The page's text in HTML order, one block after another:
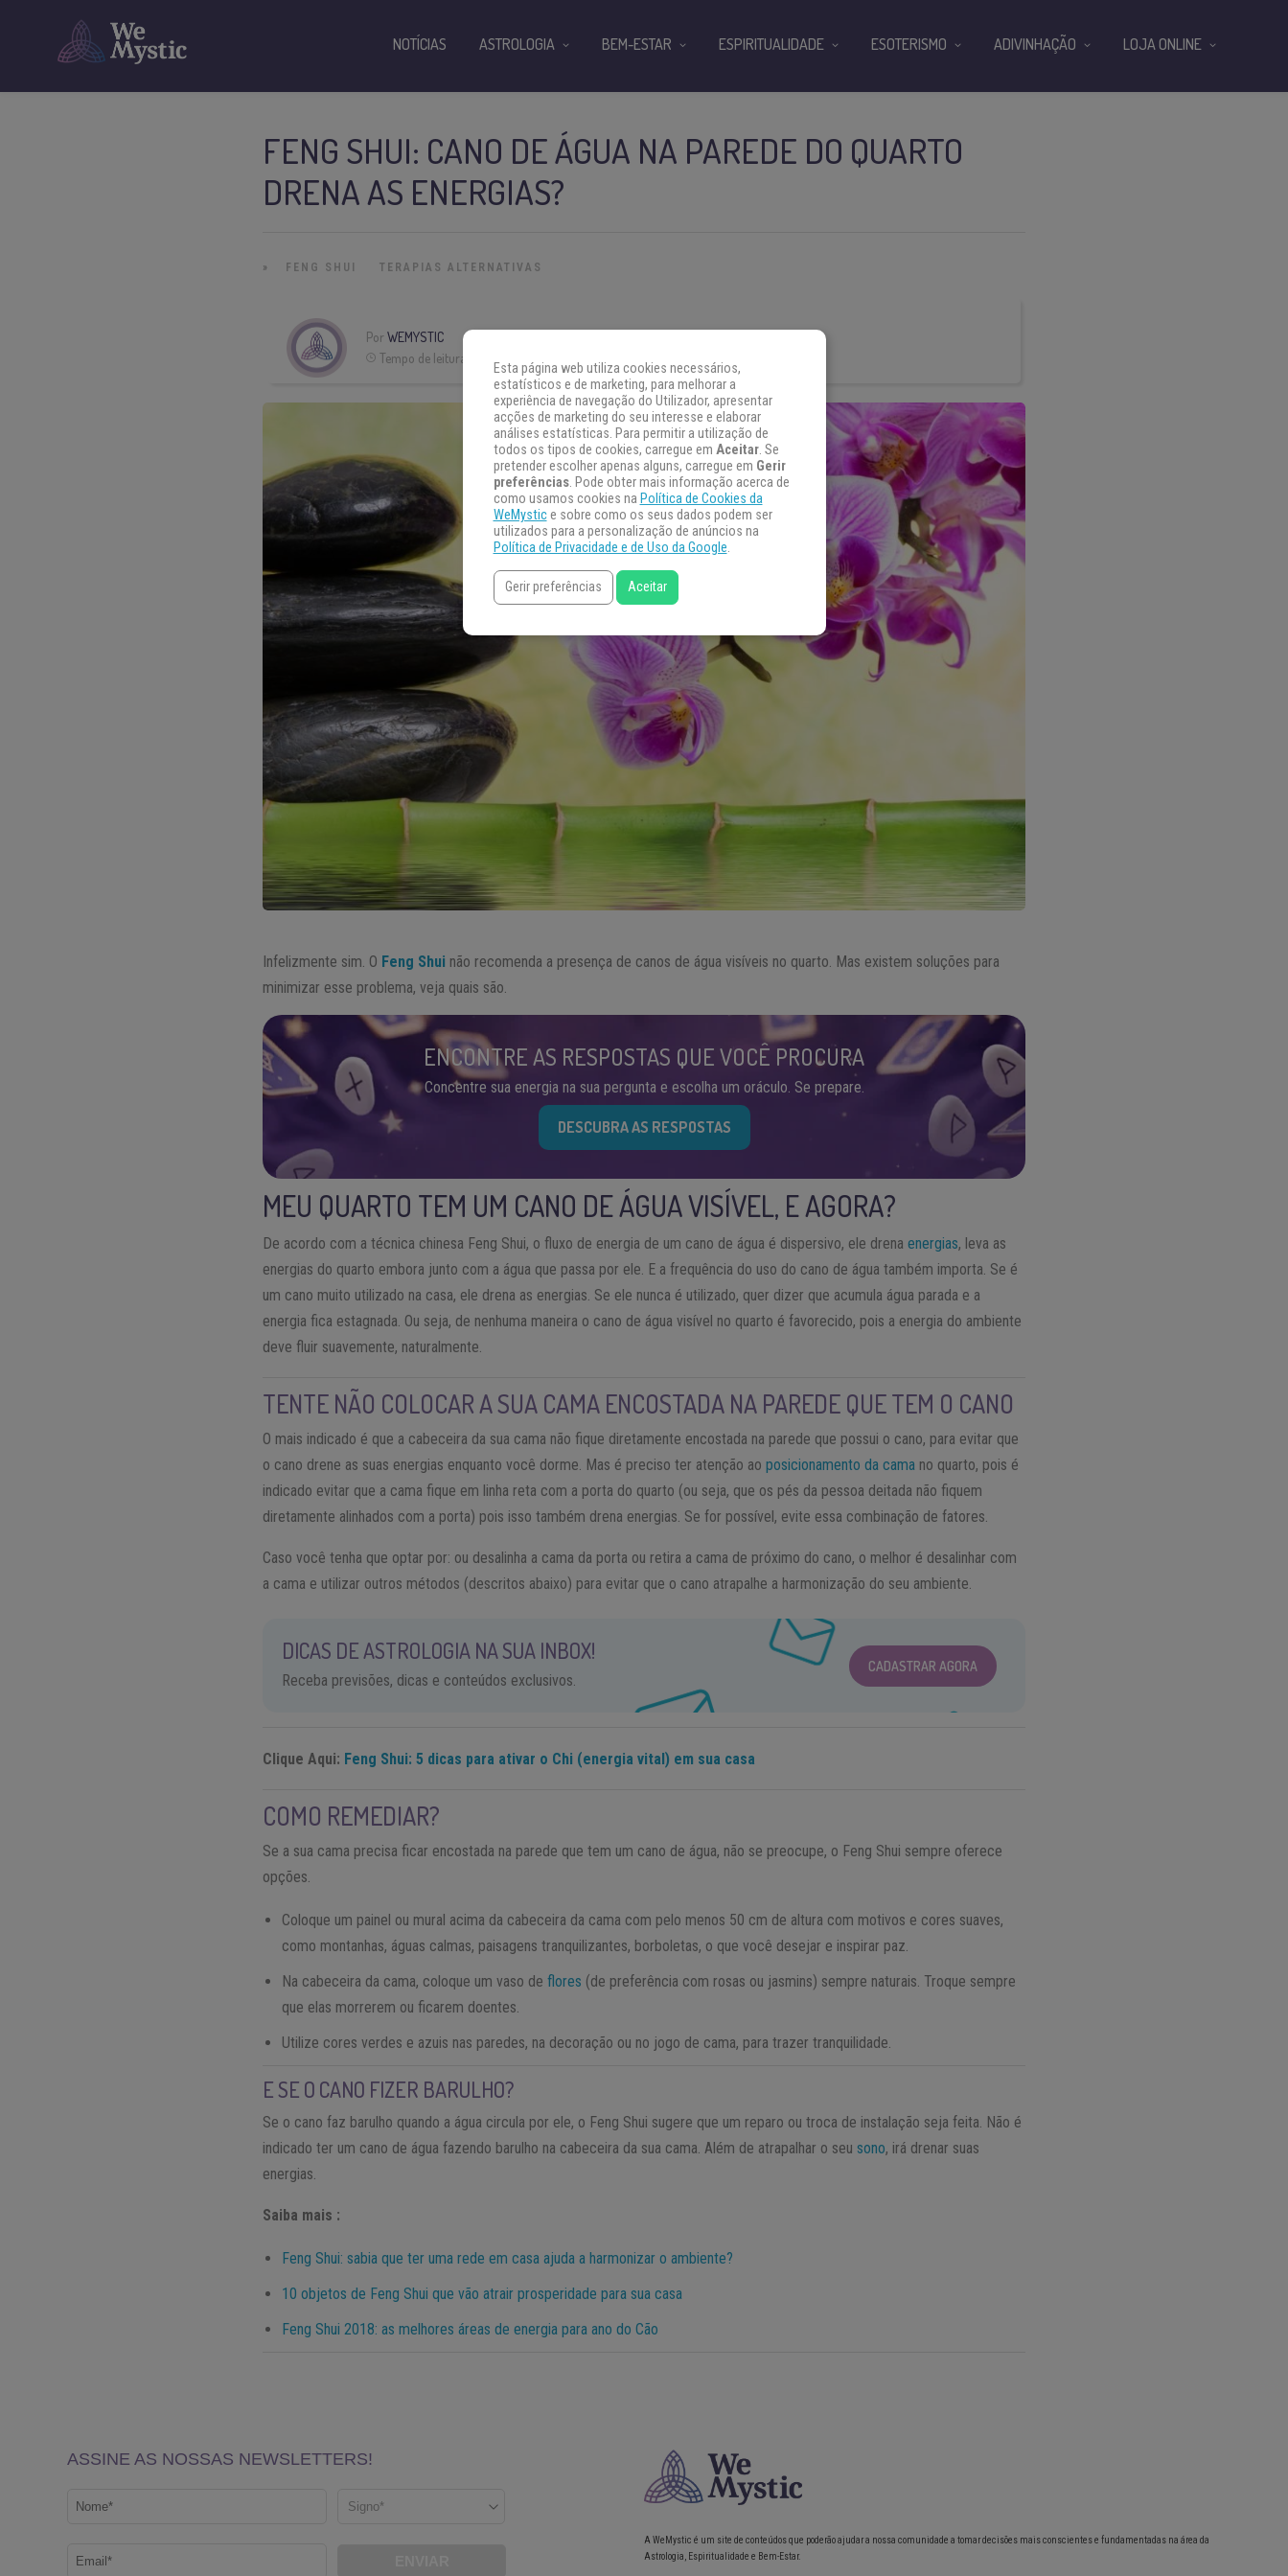
FENG SHUI: CANO DE ÁGUA NA PAREDE DO QUARTO
DRENA AS ENERGIAS?
» FENG SHUI TERAPIAS ALTERNATIVAS
PorWEMYSTIC
Tempo de leitura:
Infelizmente sim. O Feng Shui não recomenda a presença de canos de água visíveis no quarto. Mas existem soluções para
minimizar esse problema, veja quais são.
ENCONTRE AS RESPOSTAS QUE VOCÊ PROCURA
Concentre sua energia na sua pergunta e escolha um oráculo. Se prepare.
DESCUBRA AS RESPOSTAS
MEU QUARTO TEM UM CANO DE ÁGUA VISÍVEL, E AGORA?
De acordo com a técnica chinesa Feng Shui, o fluxo de energia de um cano de água é dispersivo, ele drenaenergias, leva as
energias do quarto embora junto com a água que passa por ele. E a frequência do uso do cano de água também importa. Se é
um cano muito utilizado na casa, ele drena as energias. Se ele nunca é utilizado, quer dizer que acumula água parada e a
energia fica estagnada. Ou seja, de nenhuma maneira o cano de água visível no quarto é favorecido, pois a energia do ambiente
deve fluir suavemente, naturalmente.
TENTE NÃO COLOCAR A SUA CAMA ENCOSTADA NA PAREDE QUE TEM O CANO
O mais indicado é que a cabeceira da sua cama não fique diretamente encostada na parede que possui o cano, para evitar que
o cano drene as suas energias enquanto você dorme. Mas é preciso ter atenção aoposicionamento da cama no quarto, pois é
indicado evitar que a cama fique em linha reta com a porta do quarto (ou seja, que os pés da pessoa deitada não fiquem
diretamente alinhados com a porta) pois isso também drena energias. Se for possível, evite essa combinação de fatores.
Caso você tenha que optar por: ou desalinha a cama da porta ou retira a cama de próximo do cano, o melhor é desalinhar com
a cama e utilizar outros métodos (descritos abaixo) para evitar que o cano atrapalhe a harmonização do seu ambiente.
DICAS DE ASTROLOGIA NA SUA INBOX!
Receba previsões, dicas e conteúdos exclusivos.
CADASTRAR AGORA
Clique Aqui: Feng Shui: 5 dicas para ativar o Chi (energia vital) em sua casa
COMO REMEDIAR?
Se a sua cama precisa ficar encostada na parede que tem um cano de água, não se preocupe, o Feng Shui sempre oferece
opções.
Coloque um painel ou mural acima da cabeceira da cama com pelo menos 50 cm de altura com motivos e cores suaves,
como montanhas, águas calmas, paisagens tranquilizantes, borboletas, o que você desejar e inspirar paz.
Na cabeceira da cama, coloque um vaso deflores (de preferência com rosas ou jasmins) sempre naturais. Troque sempre
que elas morrerem ou ficarem doentes.
Utilize cores verdes e azuis nas paredes, na decoração ou no jogo de cama, para trazer tranquilidade.
E SE O CANO FIZER BARULHO?
Se o cano faz barulho quando a água circula por ele, o Feng Shui sugere que um reparo ou troca de instalação seja feita. Não é
indicado ter um cano de água fazendo barulho na cabeceira da sua cama. Além de atrapalhar o seusono, irá drenar suas
energias.
Saiba mais :
Feng Shui: sabia que ter uma rede em casa ajuda a harmonizar o ambiente?
10 objetos de Feng Shui que vão atrair prosperidade para sua casa
Feng Shui 2018: as melhores áreas de energia para ano do Cão
NOTÍCIAS ASTROLOGIA BEM-ESTAR ESPIRITUALIDADE ESOTERISMO ADIVINHAÇÃO LOJA ONLINE
A WeMystic é um site de conteúdos que poderão ajudar a nossa comunidade a tomar decisões mais conscientes e fundamentadas na área da
Astrologia, Espiritualidade e Bem-Estar.
Esta página web utiliza cookies necessários,
estatísticos e de marketing, para melhorar a
experiência de navegação do Utilizador, apresentar
acções de marketing do seu interesse e elaborar
análises estatísticas. Para permitir a utilização de
todos os tipos de cookies, carregue em Aceitar. Se
pretender escolher apenas alguns, carregue em Gerir
preferências. Pode obter mais informação acerca de
como usamos cookies na Política de Cookies da
WeMystice sobre como os seus dados podem ser
utilizados para a personalização de anúncios na
Política de Privacidade e de Uso da Google.
Gerir preferências Aceitar